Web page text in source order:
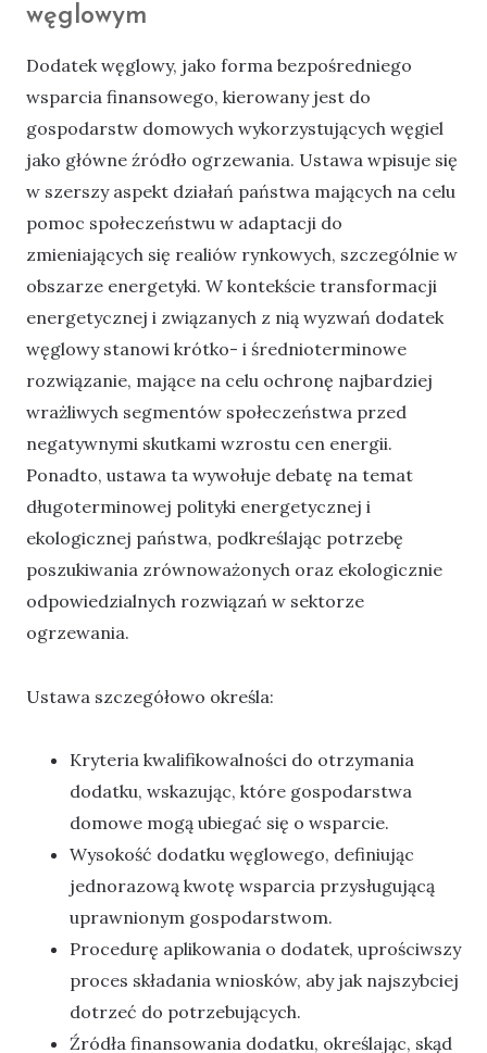
węglowym
Dodatek węglowy, jako forma bezpośredniego
wsparcia finansowego, kierowany jest do
gospodarstw domowych wykorzystujących węgiel
jako główne źródło ogrzewania. Ustawa wpisuje się
w szerszy aspekt działań państwa mających na celu
pomoc społeczeństwu w adaptacji do
zmieniających się realiów rynkowych, szczególnie w
obszarze energetyki. W kontekście transformacji
energetycznej i związanych z nią wyzwań dodatek
węglowy stanowi krótko- i średnioterminowe
rozwiązanie, mające na celu ochronę najbardziej
wrażliwych segmentów społeczeństwa przed
negatywnymi skutkami wzrostu cen energii.
Ponadto, ustawa ta wywołuje debatę na temat
długoterminowej polityki energetycznej i
ekologicznej państwa, podkreślając potrzebę
poszukiwania zrównoważonych oraz ekologicznie
odpowiedzialnych rozwiązań w sektorze
ogrzewania.
Ustawa szczegółowo określa:
Kryteria kwalifikowalności do otrzymania
dodatku, wskazując, które gospodarstwa
domowe mogą ubiegać się o wsparcie.
Wysokość dodatku węglowego, definiując
jednorazową kwotę wsparcia przysługującą
uprawnionym gospodarstwom.
Procedurę aplikowania o dodatek, uprościwszy
proces składania wniosków, aby jak najszybciej
dotrzeć do potrzebujących.
Źródła finansowania dodatku, określając, skąd